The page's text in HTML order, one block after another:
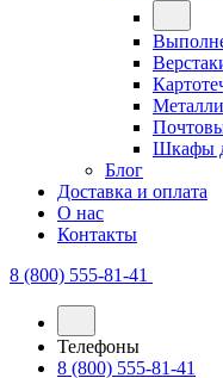
Шкафы
Блог
Доставка и оплата
О нас
Контакты
8 (800) 555-81-41
Телефоны
8 (800) 555-81-41